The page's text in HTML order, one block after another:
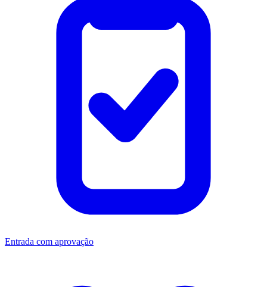
Entrada com aprovação